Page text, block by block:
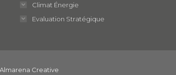
Climat Énergie
Evaluation Stratégique
Almarena Creative